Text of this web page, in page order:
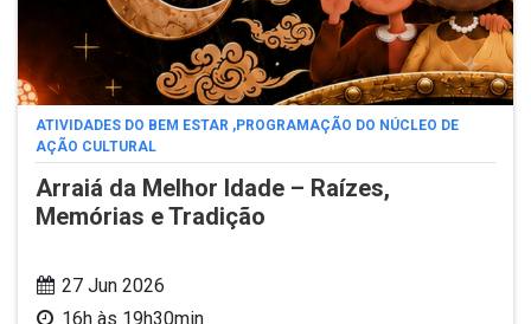
ATIVIDADES DO BEM ESTAR ,PROGRAMAÇÃO DO NÚCLEO DE
AÇÃO CULTURAL
Arraiá da Melhor Idade – Raízes,
Memórias e Tradição
27 Jun 2026
16h às 19h30min